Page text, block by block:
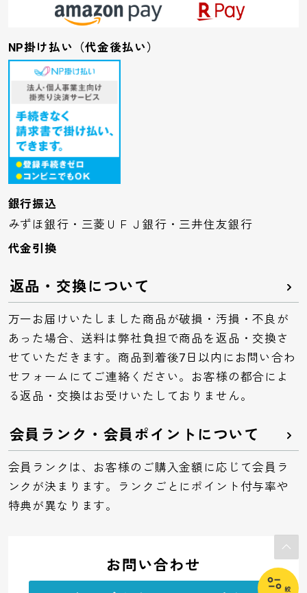
絞
NP掛け払い（代金後払い）
銀行振込
みずほ銀行・三菱ＵＦＪ銀行・三井住友銀行
代金引換
返品・交換について
万一お届けいたしました商品が破損・汚損・不良が
あった場合、送料は弊社負担で商品を返品・交換さ
せていただきます。商品到着後7日以内にお問い合わ
せフォームにてご連絡ください。お客様の都合によ
る返品・交換はお受けいたしておりません。
会員ランク・会員ポイントについて
会員ランクは、お客様のご購入金額に応じて会員ラ
ンクが決まります。ランクごとにポイント付与率や
特典が異なります。
お問い合わせ